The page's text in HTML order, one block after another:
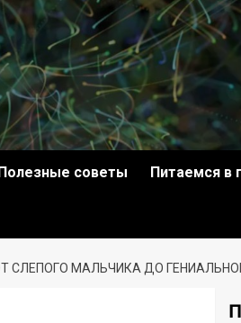
советы Питаемся в
СЛЕПОГО МАЛЬЧИКА ДО